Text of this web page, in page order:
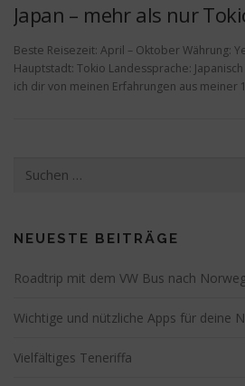
Japan – mehr als nur
Beste Reisezeit: April – Oktober Währung:
Hauptstadt: Tokio Landessprache:
ich dir von meinen Erfahrungen aus meiner
nach:
NEUESTE BEITRÄGE
Roadtrip mit dem VW Bus nach
Wichtige und nützliche Apps für deine
Vielfältiges Teneriffa